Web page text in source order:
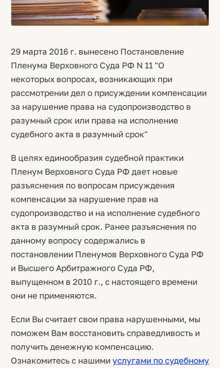
29 марта 2016 г. вынесено Постановление
Пленума Верховного Суда РФ N 11 "О
некоторых вопросах, возникающих при
рассмотрении дел о присуждении компенсации
за нарушение права на судопроизводство в
разумный срок или права на исполнение
судебного акта в разумный срок"
В целях единообразия судебной практики
Пленум Верховного Суда РФ дает новые
разъяснения по вопросам присуждения
компенсации за нарушение прав на
судопроизводство и на исполнение судебного
акта в разумный срок. Ранее разъяснения по
данному вопросу содержались в
постановлении Пленумов Верховного Суда РФ
и Высшего Арбитражного Суда РФ,
выпущенном в 2010 г., с настоящего времени
они не применяются.
Если Вы считает свои права нарушенными, мы
поможем Вам восстановить справедливость и
получить денежную компенсацию.
Ознакомитесь с нашими услугами по судебному